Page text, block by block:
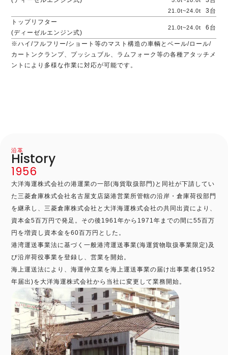
21.0t~24.0t
3台
トップリフター
(ディーゼルエンジン式)
21.0t~24.0t 6台
※ハイ/フルフリー/ショート等のマスト構造の車輌とベール/ロール/
カートンクランプ、プッシュブル、ラムフォーク等の各種アタッチメ
ントにより多様な作業に対応が可能です。
沿革
History
1956
大洋海運株式会社の港運業の一部(海貨取扱部門)と同社が下請してい
た三菱倉庫株式会社名古屋支店築港営業所管轄の沿岸・倉庫荷役部門
を継承し、三菱倉庫株式会社と大洋海運株式会社の共同出資により、
資本金5百万円で発足。その後1961年から1971年までの間に55百万
円を増資し資本金を60百万円とした。
港湾運送事業法に基づく一般港湾運送事業(海運貨物取扱事業限定)及
び沿岸荷役事業を登録し、営業を開始。
海上運送法により、海運仲立業を海上運送事業の届け出事業者(1952
年届出)を大洋海運株式会社から当社に変更して業務開始。